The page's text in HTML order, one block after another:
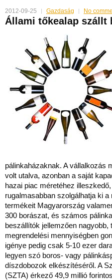
2012-09-25 Gazdaság No
Állami tőkealap szállt
pálinkaházaknak. A vállalkozás
volt utalva, azonban a saját
hazai piac méretéhez
rugalmasabban szolgálhatja ki
termékeit Magyarország
300 borászat, és számos
beszállítók jellemzően
megrendelési mennyiségben
igénye pedig csak 5-10 ezer
legyen szó boros- vagy
díszdobozok elkészítéséről. A
(SZTA) érkező 49,9 millió